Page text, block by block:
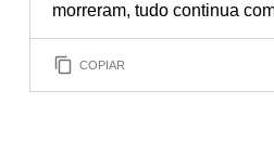
morreram, tudo continua
COPIAR